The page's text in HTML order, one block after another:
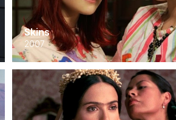
Skins
2007